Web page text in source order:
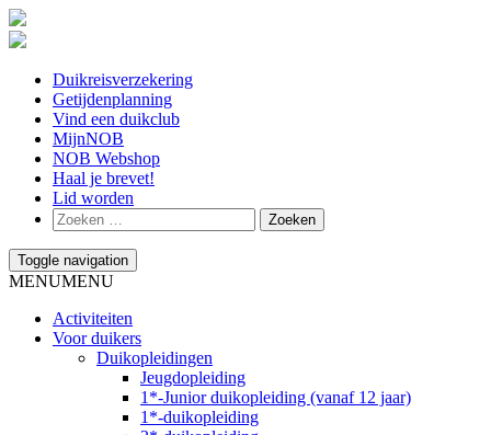
Duikreisverzekering
Getijdenplanning
Vind een duikclub
MijnNOB
NOB Webshop
Haal je brevet!
Lid worden
Toggle navigation
MENUMENU
Activiteiten
Voor duikers
Duikopleidingen
Jeugdopleiding
1*-Junior duikopleiding (vanaf 12 jaar)
1*-duikopleiding